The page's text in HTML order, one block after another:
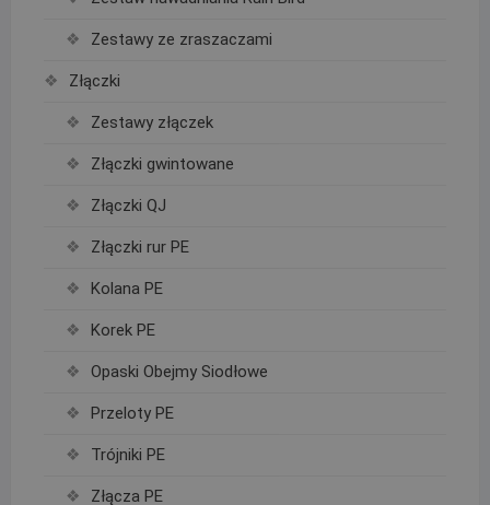
Zestawy ze zraszaczami
Złączki
Zestawy złączek
Złączki gwintowane
Złączki QJ
Złączki rur PE
Kolana PE
Korek PE
Opaski Obejmy Siodłowe
Przeloty PE
Trójniki PE
Złącza PE